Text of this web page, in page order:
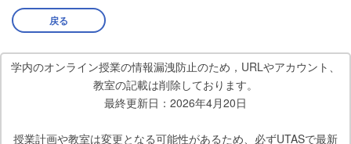
戻る
学内のオンライン授業の情報漏洩防止のため，URLやアカウント、
教室の記載は削除しております。
最終更新日：2026年4月20日
授業計画や教室は変更となる可能性があるため、必ずUTASで最新